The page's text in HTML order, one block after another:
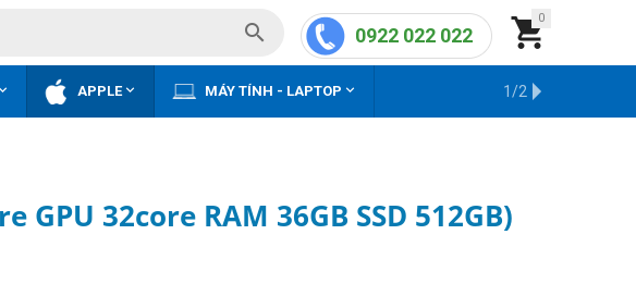
0

0922 022 022

 APPLE MÁY TÍNH - LAPTOP  KHO HÀNG CŨ
1/2
32core RAM 36GB SSD 512GB)